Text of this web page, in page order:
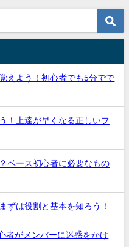
えよう！初心者でも5分でで
！上達が早くなる正しいフ
ベース初心者に必要なもの
ずは役割と基本を知ろう！
者がメンバーに迷惑をかけ